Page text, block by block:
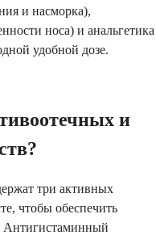
и насморка),
носа) и анальгетика
удобной дозе.
и
три активных
чтобы обеспечить
Антигистаминный